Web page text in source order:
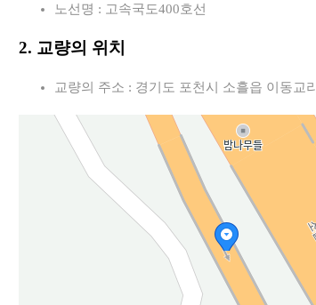
노선명 : 고속국도400호선
2. 교량의 위치
교량의 주소 : 경기도 포천시 소흘읍 이동교리